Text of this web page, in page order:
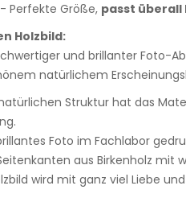
- Perfekte Größe, passt überall
Holzbild:
und brillanter Foto-
natürlichem
Struktur hat das
Foto im Fachlabor
aus Birkenholz mit
wird mit ganz viel Liebe